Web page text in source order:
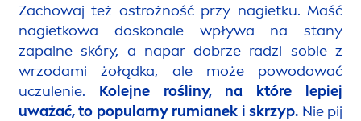
Zachowaj też ostrożność przy nagietku. Maść
nagietkowa doskonale wpływa na stany
zapalne skóry, a napar dobrze radzi sobie z
wrzodami żołądka, ale może powodować
uczulenie. Kolejne rośliny, na które lepiej
uważać, to popularny rumianek i skrzyp. Nie pij